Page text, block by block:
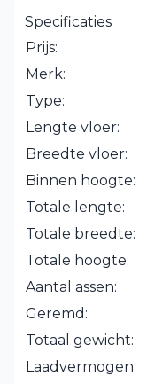
Specificaties
Prijs:
Merk:
Type:
Lengte vloer:
Breedte vloer:
Binnen hoogte:
Totale lengte:
Totale breedte:
Totale hoogte:
Aantal assen:
Geremd:
Totaal gewicht:
Laadvermogen: